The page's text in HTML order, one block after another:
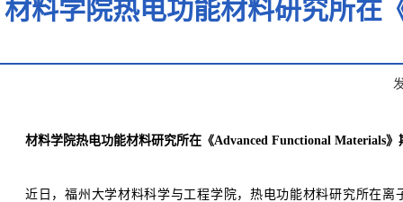
材料学院热电功能材料研究所
材料学院热电功能材料研究所在《Advanced Functional Materials》
近日，福州大学材料科学与工程学院，热电功能材料研究所在